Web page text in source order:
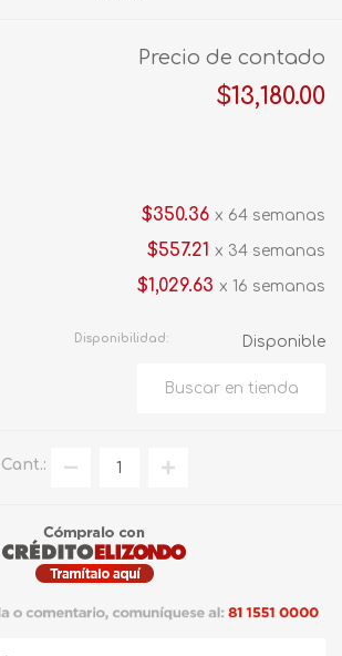
Precio de contado
$13,180.00
$350.36 x 64 semanas
$557.21 x 34 semanas
$1,029.63 x 16 semanas
Disponibilidad: Disponible
Cant.: